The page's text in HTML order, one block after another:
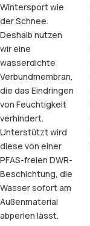
Wintersport wie
der Schnee.
Deshalb nutzen
wir eine
wasserdichte
Verbundmembran,
die das Eindringen
von Feuchtigkeit
verhindert.
Unterstützt wird
diese von einer
PFAS-freien DWR-
Beschichtung, die
Wasser sofort am
Außenmaterial
abperlen lässt.